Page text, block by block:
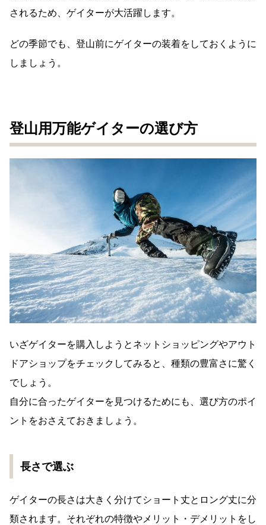
されるため、ゲイターが大活躍します。
どの季節でも、登山前にゲイターの装着をしておくように
しましょう。
登山用万能ゲイターの選び方
いざゲイターを購入しようとネットショッピングやアウト
ドアショップをチェックしてみると、種類の豊富さに驚く
でしょう。
自分に合ったゲイターを見つけるためにも、選び方のポイ
ントをおさえておきましょう。
長さで選ぶ
ゲイターの長さは大きく分けてショート丈とロング丈に分
類されます。それぞれの特徴やメリット・デメリットをし